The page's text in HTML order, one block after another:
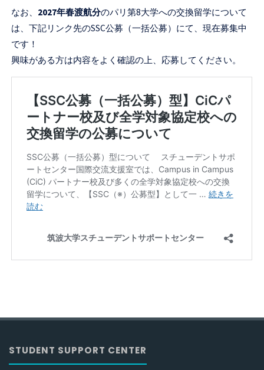
なお、 2027年春渡航分のパリ第8大学への交換留学について
は、下記リンク先のSSC公募（一括公募）にて、現在募集中
です！
興味がある方は内容をよく確認の上、応募してください。
STUDENT SUPPORT CENTER